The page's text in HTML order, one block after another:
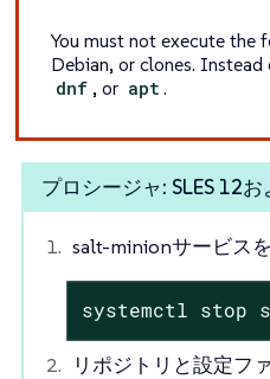
You must not execute the
Debian, or clones. Instead
dnf , or apt .
プロシージャ: SLES 12
salt-minionサービス
systemctl stop
リポジトリと設定フ